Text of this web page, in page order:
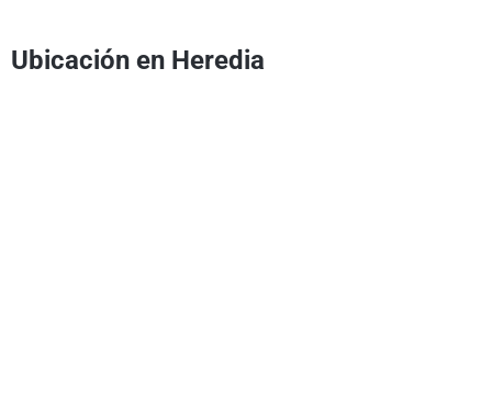
Ubicación en Heredia